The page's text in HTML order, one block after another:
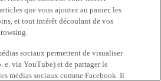
que vous ajoutez au panier, les
et tout intérêt découlant de vos
sociaux permettent de visualiser
e. via YouTube) et de partager le
médias sociaux comme Facebook. Il